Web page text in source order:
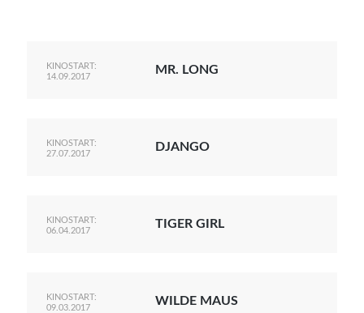
KINOSTART:
14.09.2017
MR. LONG
KINOSTART:
27.07.2017
DJANGO
KINOSTART:
06.04.2017
TIGER GIRL
KINOSTART:
09.03.2017
WILDE MAUS